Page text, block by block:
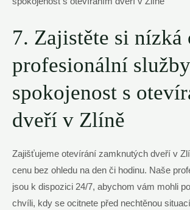
7. Zajistěte si nízká
profesionální
spokojenost s
dveří v Zlíně
Zajišťujeme otevírání zamknutých dveří v
cenu bez ohledu na den či hodinu. Naše
jsou k dispozici 24/7, abychom vám mohli
chvíli, kdy se ocitnete před nechtěnou